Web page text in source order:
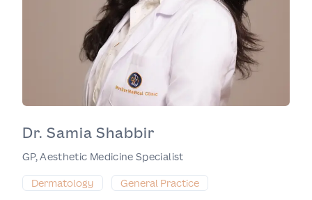
Dr. Samia Shabbir
GP, Aesthetic Medicine Specialist
Dermatology
General Practice